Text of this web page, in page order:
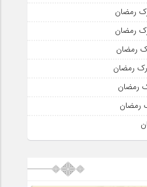
رمضان
رمضان
رمضان
رمضان
رمضان
رمضان